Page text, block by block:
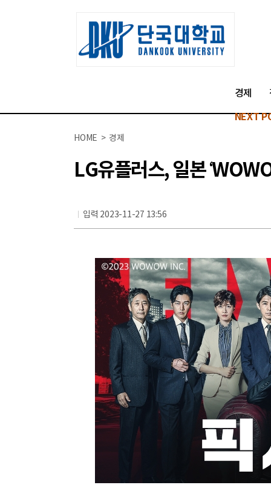
경제
NEXT
HOME > 경제
LG유플러스, 일본
입력 2023-11-27 13:56